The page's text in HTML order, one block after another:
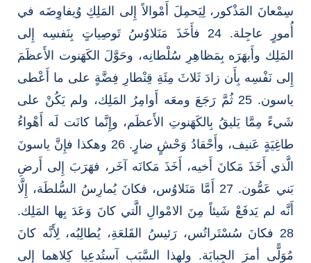
سِمْعانَ المَذْكور، لِيَحمِلَ أَمْوالاً إِلى المَلِكِ وُيفاوِضَه في
أُمورٍ عاجِلة. 24 فأَخَذَ مَنَلاوُسُ تَوصِياتٍ بِنَفسِه إِلى
المَلِك وأَبهَرَه بِمَظاهِرِ سُلْطانِه، وحَوَّلَ الكَهَنوت الأَعظَمَ
إِلى نَفْسِه بِأَن زادَ ثَلاثَ مِئَةِ قِنْطارِ فِضَّةٍ على ما أَعْطى
ياسون. 25 ثُمَّ رَجَعَ ومعَه أَوامِرُ المَلِك، ولم يَكُنْ على
شَيءً مِمَّا يَليقُ بِالكَهَنوتِ الأَعظَم، وإِنَّما كانَت لَه أَهْواءُ
طاغِيَةٍ عَنيف، وأَحْقادُ وَحْشٍ ضارٍ. 26 وهكذا فإِنَّ ياسونَ
الَّذي أَخَذَ مَكانَ أَخيه، أَخَذَ مَكانَه آخَر، فهَرَبَ إِلى أَرضِ
بَني عَمُّون. 27 أَمَّا مَنَلاوُس، فكانَ يُمارِسُ السُّلطَة، إِلَّا
أَنَّه لم يَدفَعْ شَيئاً مِنَ الامْوالِ الَّتي كانَ وَعَدَ بِها المَلِك.
28 فكانَ سُسْتَراتُس، رَئيسُ القَلعَةِ، يُطالِبُه، لِأَنَّه كانَ
مُوَلًّى أمرَ الجِبايَة. ولهذا السَّبَبِ آستُدعِيا كِلاهما إِلى